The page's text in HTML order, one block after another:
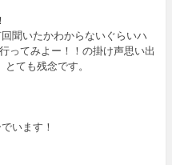
聞いたかわからないぐらいハ
ってみよー！！の掛け声思い出
ても残念です。
います！